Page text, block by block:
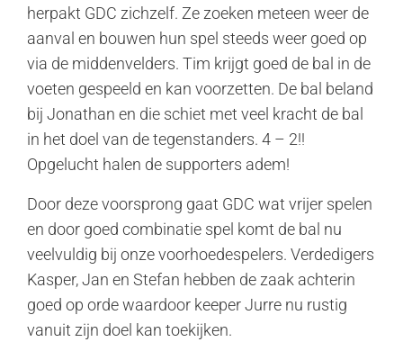
herpakt GDC zichzelf. Ze zoeken meteen weer de
aanval en bouwen hun spel steeds weer goed op
via de middenvelders. Tim krijgt goed de bal in de
voeten gespeeld en kan voorzetten. De bal beland
bij Jonathan en die schiet met veel kracht de bal
in het doel van de tegenstanders. 4 – 2!!
Opgelucht halen de supporters adem!
Door deze voorsprong gaat GDC wat vrijer spelen
en door goed combinatie spel komt de bal nu
veelvuldig bij onze voorhoedespelers. Verdedigers
Kasper, Jan en Stefan hebben de zaak achterin
goed op orde waardoor keeper Jurre nu rustig
vanuit zijn doel kan toekijken.